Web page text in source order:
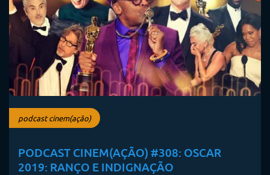
podcast cinem(ação)
PODCAST CINEM(AÇÃO) #308: OSCAR
2019: RANÇO E INDIGNAÇÃO